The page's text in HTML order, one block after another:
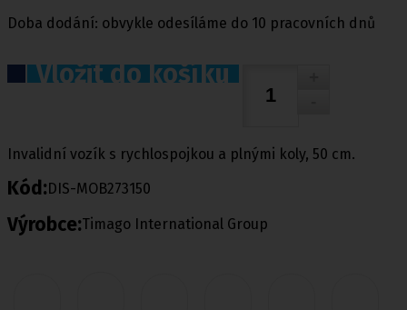
Doba dodání: obvykle odesíláme do 10 pracovních dnů
Vložit do košíku
Invalidní vozík s rychlospojkou a plnými koly, 50 cm.
Kód:DIS-MOB273150
Výrobce:Timago International Group